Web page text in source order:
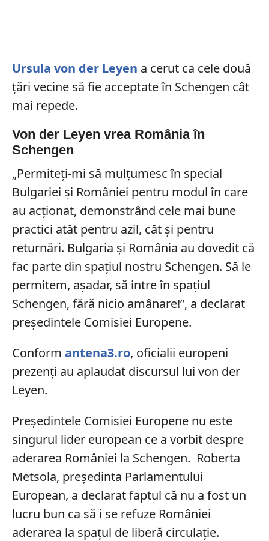
Ursula von der Leyen a cerut ca cele două
țări vecine să fie acceptate în Schengen cât
mai repede.
Von der Leyen vrea România în
Schengen
„Permiteți-mi să mulțumesc în special
Bulgariei și României pentru modul în care
au acționat, demonstrând cele mai bune
practici atât pentru azil, cât și pentru
returnări. Bulgaria și România au dovedit că
fac parte din spațiul nostru Schengen. Să le
permitem, așadar, să intre în spațiul
Schengen, fără nicio amânare!”, a declarat
președintele Comisiei Europene.
Conform antena3.ro, oficialii europeni
prezenți au aplaudat discursul lui von der
Leyen.
Președintele Comisiei Europene nu este
singurul lider european ce a vorbit despre
aderarea României la Schengen. Roberta
Metsola, președinta Parlamentului
European, a declarat faptul că nu a fost un
lucru bun ca să i se refuze României
aderarea la spațul de liberă circulație.